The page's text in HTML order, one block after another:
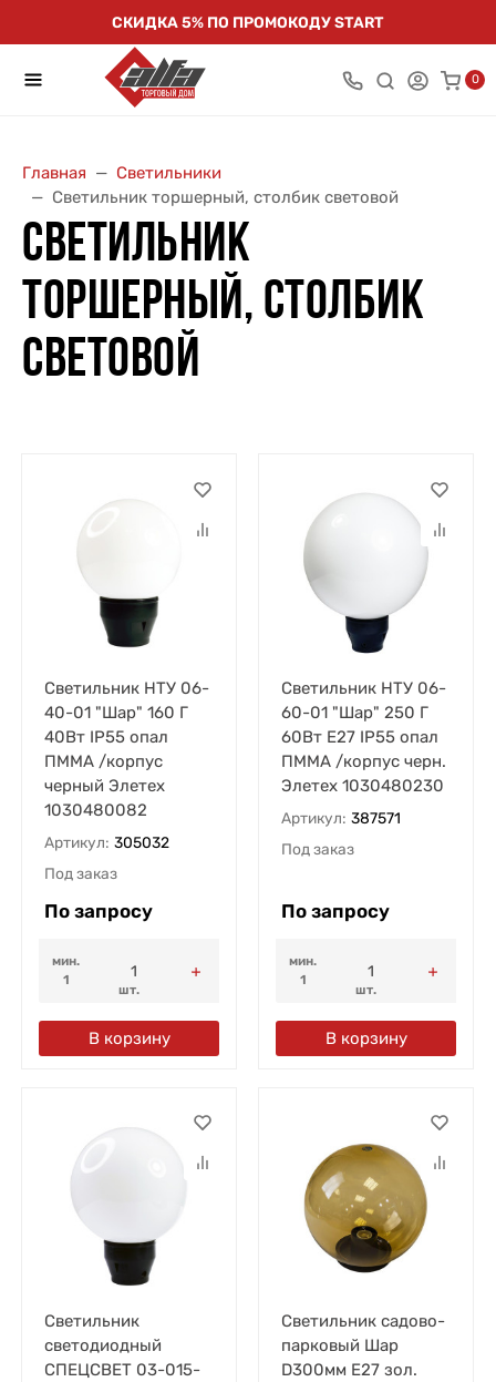
СКИДКА 5% ПО ПРОМОКОДУ START
0
Главная
Светильники
Светильник торшерный, столбик световой
СВЕТИЛЬНИК
ТОРШЕРНЫЙ, СТОЛБИК
СВЕТОВОЙ
Светильник НТУ 06-
40-01 "Шар" 160 Г
40Вт IP55 опал
ПММА /корпус
черный Элетех
1030480082
Артикул: 305032
Под заказ
По запросу
мин.
1
шт.
В корзину
Светильник НТУ 06-
60-01 "Шар" 250 Г
60Вт E27 IP55 опал
ПММА /корпус черн.
Элетех 1030480230
Артикул: 387571
Под заказ
По запросу
мин.
1
шт.
В корзину
Светильник
светодиодный
СПЕЦСВЕТ 03-015-
Светильник садово-
парковый Шар
D300мм E27 зол.